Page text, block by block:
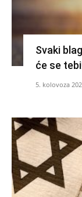
Svaki
će se
5. kolovoza